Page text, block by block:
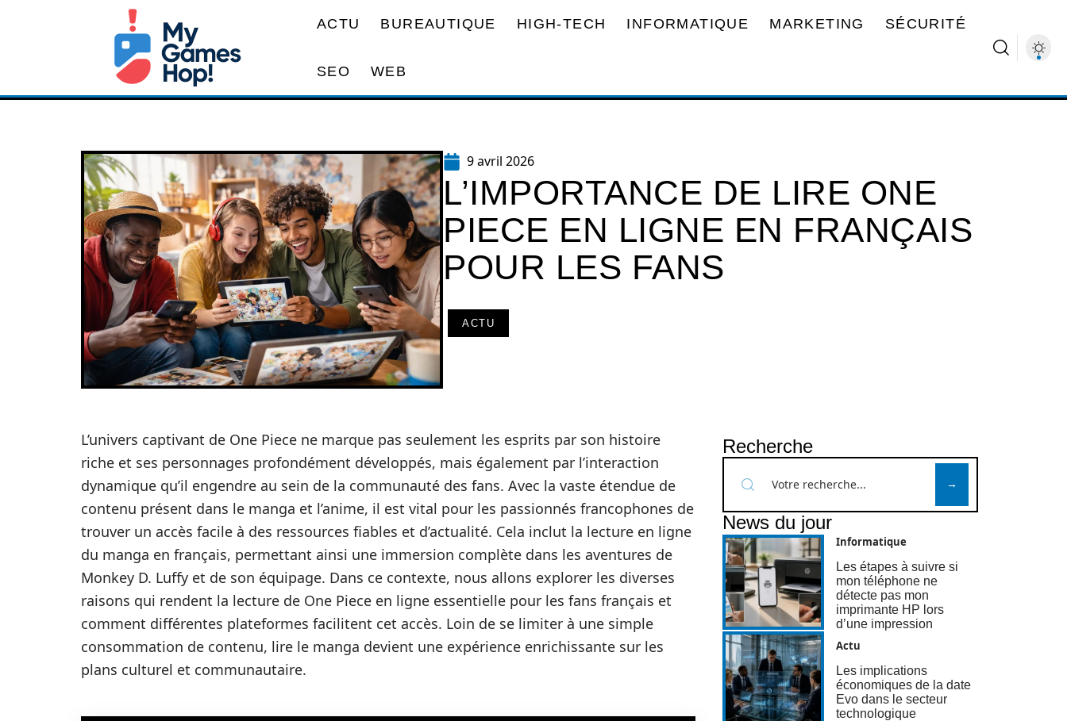
ACTU BUREAUTIQUE HIGH-TECH INFORMATIQUE MARKETING SÉCURITÉ
SEO WEB
9 avril 2026
L’IMPORTANCE DE LIRE ONE
PIECE EN LIGNE EN FRANÇAIS
POUR LES FANS
ACTU
L’univers captivant de One Piece ne marque pas seulement les esprits par son histoire
riche et ses personnages profondément développés, mais également par l’interaction
dynamique qu’il engendre au sein de la communauté des fans. Avec la vaste étendue de
contenu présent dans le manga et l’anime, il est vital pour les passionnés francophones de
trouver un accès facile à des ressources fiables et d’actualité. Cela inclut la lecture en ligne
du manga en français, permettant ainsi une immersion complète dans les aventures de
Monkey D. Luffy et de son équipage. Dans ce contexte, nous allons explorer les diverses
raisons qui rendent la lecture de One Piece en ligne essentielle pour les fans français et
comment différentes plateformes facilitent cet accès. Loin de se limiter à une simple
consommation de contenu, lire le manga devient une expérience enrichissante sur les
plans culturel et communautaire.
Recherche
News du jour
Informatique
Les étapes à suivre si
mon téléphone ne
détecte pas mon
imprimante HP lors
d’une impression
Actu
Les implications
économiques de la date
Evo dans le secteur
technologique